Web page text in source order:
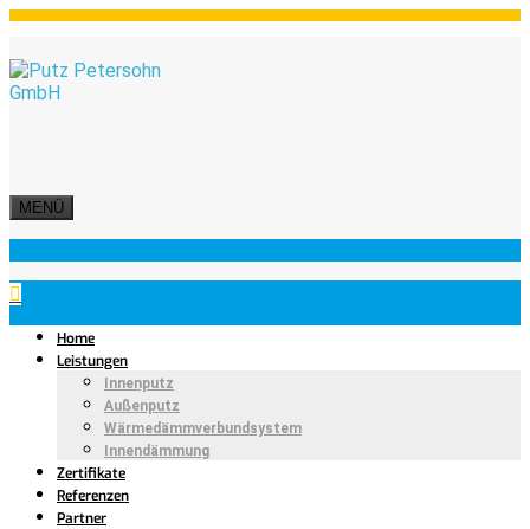
MENÜ
Home
Leistungen
Innenputz
Außenputz
Wärmedämmverbundsystem
Innendämmung
Zertifikate
Referenzen
Partner